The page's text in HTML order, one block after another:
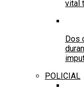
vital
Dos
POLICIAL